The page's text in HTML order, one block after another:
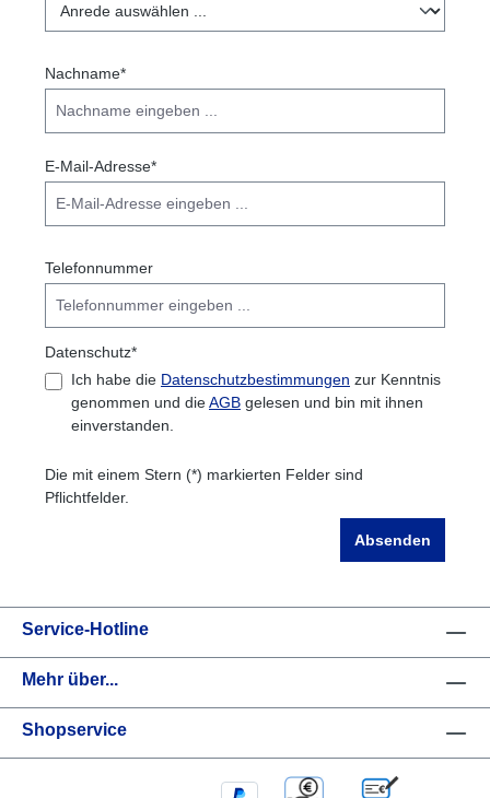
Nachname*
E-Mail-Adresse*
Telefonnummer
Datenschutz*
Ich habe die Datenschutzbestimmungen zur Kenntnis
genommen und dieAGB gelesen und bin mit ihnen
einverstanden.
Die mit einem Stern (*) markierten Felder sind
Pflichtfelder.
Absenden
Service-Hotline
Mehr über...
Shopservice